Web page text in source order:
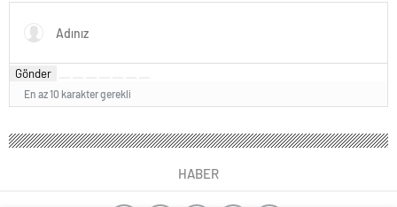
Gönder
En az 10 karakter gerekli
HABER